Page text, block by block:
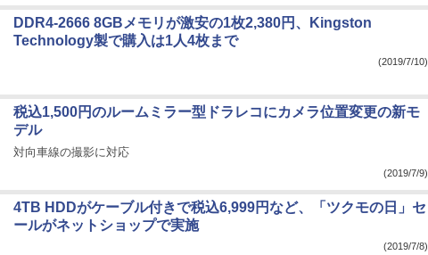
DDR4-2666 8GBメモリが激安の1枚2,380円、Kingston
Technology製で購入は1人4枚まで
(2019/7/10)
税込1,500円のルームミラー型ドラレコにカメラ位置変更の新モ
デル
対向車線の撮影に対応
(2019/7/9)
4TB HDDがケーブル付きで税込6,999円など、「ツクモの日」セ
ールがネットショップで実施
(2019/7/8)